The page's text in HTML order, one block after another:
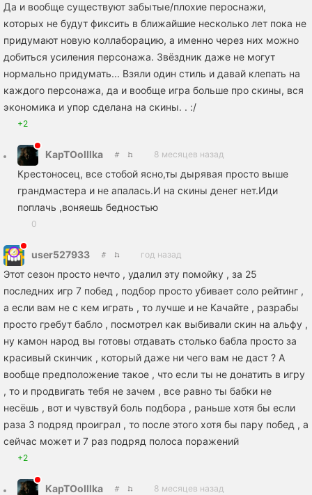
Да и вообще существуют забытые/плохие пероснажи,
которых не будут фиксить в ближайшие несколько лет пока не
придумают новую коллаборацию, а именно через них можно
добиться усиления персонажа. Звёздник даже не могут
нормально придумать... Взяли один стиль и давай клепать на
каждого персонажа, да и вообще игра больше про скины, вся
экономика и упор сделана на скины. . :/
+2
KapTOolllka 8 месяцев назад
Крестоносец, все стобой ясно,ты дырявая просто выше
грандмастера и не апалась.И на скины денег нет.Иди
поплачь ,воняешь бедностью
0
user527933 год назад
Этот сезон просто нечто , удалил эту помойку , за 25
последних игр 7 побед , подбор просто убивает соло рейтинг ,
а если вам не с кем играть , то лучше и не Качайте , разрабы
просто гребут бабло , посмотрел как выбивали скин на альфу ,
ну камон народ вы готовы отдавать столько бабла просто за
красивый скинчик , который даже ни чего вам не даст ? А
вообще предположение такое , что если ты не донатить в игру
, то и продвигать тебя не зачем , все равно ты бабки не
несёшь , вот и чувствуй боль подбора , раньше хотя бы если
раза 3 подряд проиграл , то после этого хотя бы пару побед , а
сейчас может и 7 раз подряд полоса поражений
+2
KapTOolllka 8 месяцев назад